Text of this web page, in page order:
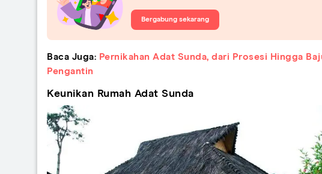
Bergabung sekarang
Baca Juga: Pernikahan Adat Sunda, dari Prosesi Hingga
Pengantin
Keunikan Rumah Adat Sunda